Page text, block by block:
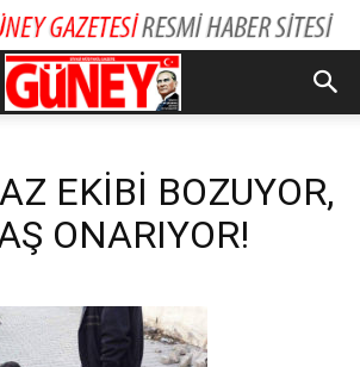
EKİBİ BOZUYOR,
ONARIYOR!